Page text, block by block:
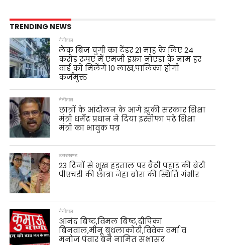
TRENDING NEWS
नैनीताल
लेक ब्रिज चुंगी का टेंडर 21 माह के लिए 24
करोड़ रुपए में एमजी इंफ़्रा नोएडा के नाम हर
वार्ड को मिलेंगे 10 लाख,पालिका होगी
कर्जमुक्त
नैनीताल
छात्रों के आंदोलन के आगे झुकी सरकार शिक्षा
मंत्री धर्मेंद्र प्रधान ने दिया इस्तीफा पढ़े शिक्षा
मंत्री का भावुक पत्र
उत्तराखण्ड
23 दिनों से भूख हड़ताल पर बैठी पहाड़ की बेटी
पीएचडी की छात्रा नेहा बोरा की स्थिति गंभीर
नैनीताल
आनंद बिष्ट,विमल बिष्ट,दीपिका
बिनवाल,मीनू बुधलाकोटी,विवेक वर्मा व
मनोज पंवार बने नामित सभासद